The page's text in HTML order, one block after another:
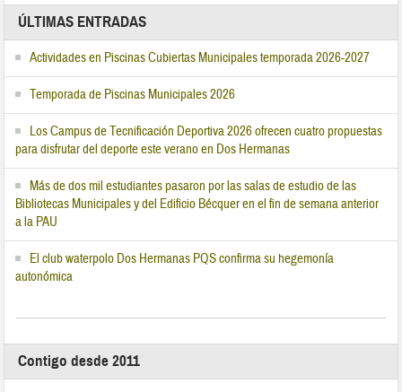
ÚLTIMAS ENTRADAS
Actividades en Piscinas Cubiertas Municipales temporada 2026-2027
Temporada de Piscinas Municipales 2026
Los Campus de Tecnificación Deportiva 2026 ofrecen cuatro propuestas
para disfrutar del deporte este verano en Dos Hermanas
Más de dos mil estudiantes pasaron por las salas de estudio de las
Bibliotecas Municipales y del Edificio Bécquer en el fin de semana anterior
a la PAU
El club waterpolo Dos Hermanas PQS confirma su hegemonía
autonómica
Contigo desde 2011